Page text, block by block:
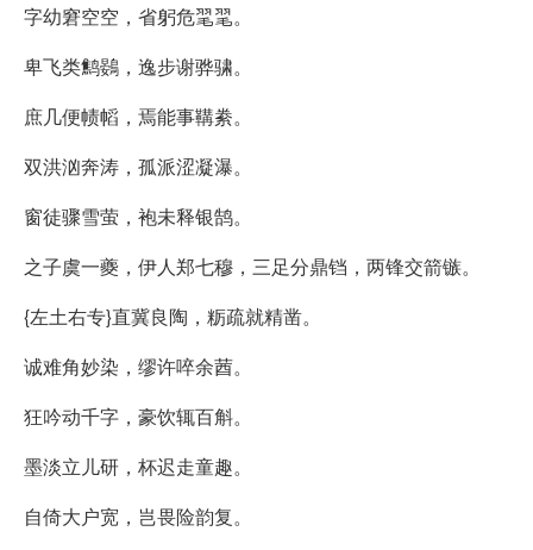
字幼窘空空，省躬危毣毣。
卑飞类鹪鷃，逸步谢骅骕。
庶几便帻幍，焉能事鞲絭。
双洪汹奔涛，孤派涩凝瀑。
窗徒骤雪萤，袍未释银鹄。
之子虞一夔，伊人郑七穆，三足分鼎铛，两锋交箭镞。
{左土右专}直冀良陶，粝疏就精凿。
诚难角妙染，缪许啐余莤。
狂吟动千字，豪饮辄百斛。
墨淡立儿研，杯迟走童趣。
自倚大户宽，岂畏险韵复。